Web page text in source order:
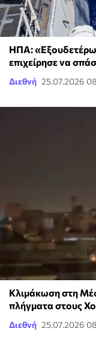
ΗΠΑ:
επιχείρησε να
Διεθνή 25.07.2026
Κλιμάκωση στη
πλήγματα στους
Διεθνή 25.07.2026